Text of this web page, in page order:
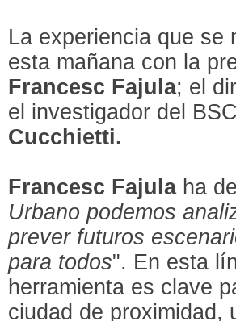
La experiencia que se
esta mañana con la
Francesc Fajula; el
el investigador del
Cucchietti.
Francesc Fajulaha
Urbano podemos
prever futuros
para todos". En esta
herramienta es clave
ciudad de proximidad,